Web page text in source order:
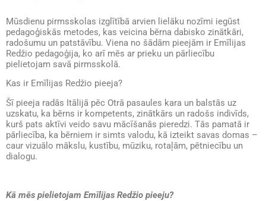
Mūsdienu pirmsskolas izglītībā arvien lielāku nozīmi iegūst
pedagoģiskās metodes, kas veicina bērna dabisko zinātkāri,
radošumu un patstāvību. Viena no šādām pieejām ir Emīlijas
Redžio pedagoģija, ko arī mēs ar prieku un pārliecību
pielietojam savā pirmsskolā.
Kas ir Emīlijas Redžio pieeja?
Šī pieeja radās Itālijā pēc Otrā pasaules kara un balstās uz
uzskatu, ka bērns ir kompetents, zinātkārs un radošs indivīds,
kurš pats aktīvi veido savu mācīšanās pieredzi. Tās pamatā ir
pārliecība, ka bērniem ir simts valodu, kā izteikt savas domas –
caur vizuālo mākslu, kustību, mūziku, rotaļām, pētniecību un
dialogu.
Kā mēs pielietojam Emīlijas Redžio pieeju?